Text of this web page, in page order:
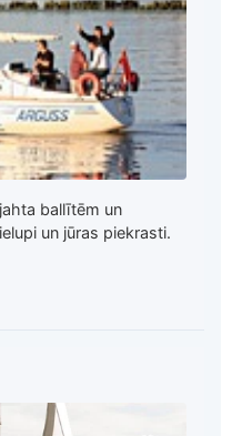
ballītēm un
un jūras piekrasti.